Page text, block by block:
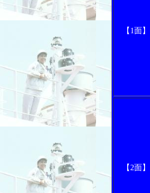
【1面】
【2面】